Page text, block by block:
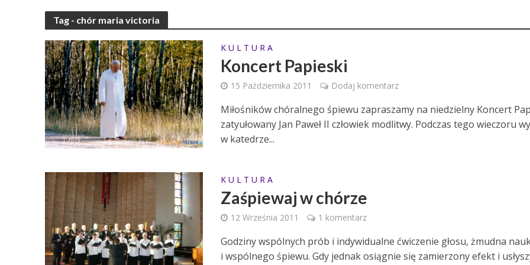
Tag - chór maria victoria
K U L T U R A
Koncert Papieski
15 Października 2011 Dodaj komentarz
Miłośników chóralnego śpiewu zapraszamy na niedzielny Koncert
zatyułowany Jan Paweł II człowiek modlitwy. Podczas tego wieczoru
w katedrze...
K U L T U R A
Zaśpiewaj w chórze
12 Września 2011 1 komentarz
Godziny wspólnych prób i indywidualne ćwiczenie głosu, żmudna
i wspólnego śpiewu. Gdy jednak osiągnie się zamierzony efekt i